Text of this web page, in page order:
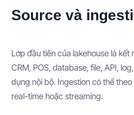
Source và
Lớp đầu tiên của lakehouse là kết
CRM, POS, database, file, API,
dụng nội bộ. Ingestion có thể
real-time hoặc streaming.